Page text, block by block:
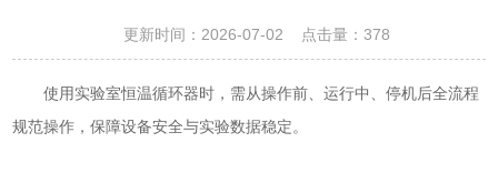
更新时间：2026-07-02 点击量： 378
使用实验室恒温循环器时，需从操作前、运行中、停机后全流程
规范操作，保障设备安全与实验数据稳定。